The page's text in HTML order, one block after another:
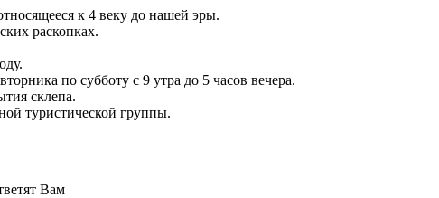
к 4 веку до нашей эры.
раскопках.
по субботу с 9 утра до 5 часов вечера.
склепа.
туристической группы.
Вам